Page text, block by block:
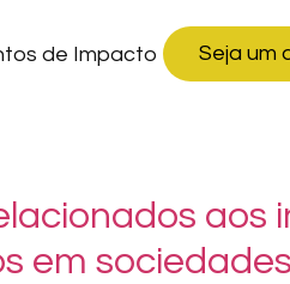
de Impacto Seja um
aos
em